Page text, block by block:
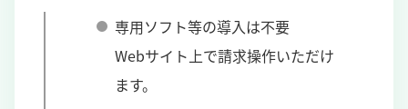
専用ソフト等の導入は不要
Webサイト上で請求操作いただけ
ます。